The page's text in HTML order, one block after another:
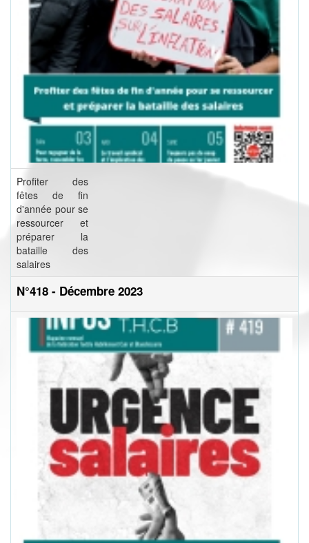
Profiter des
fêtes de fin
d'année pour se
ressourcer et
préparer la
bataille des
salaires
N°418 - Décembre 2023